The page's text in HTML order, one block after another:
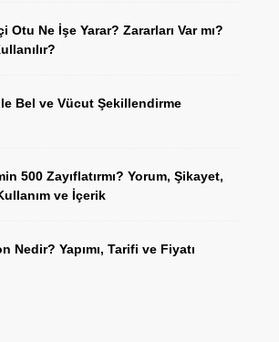
Otu Ne İşe Yarar? Zararları Var mı?
Bel ve Vücut Şekillendirme
500 Zayıflatırmı? Yorum, Şikayet,
ve İçerik
Nedir? Yapımı, Tarifi ve Fiyatı